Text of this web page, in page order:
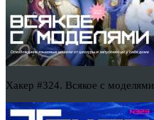
Хакер #324. Всякое с моделями